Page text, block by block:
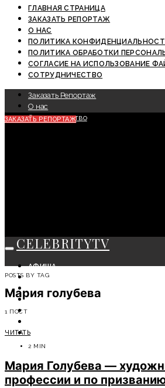
ГЛАВНАЯ СТРАНИЦА
ЗАКАЗАТЬ РЕПОРТАЖ
О НАС
ПОЛИТИКА
ПОЛИТИКА ОБРАБОТКИ
СОГЛАСИЕ НА ИСПОЛЬЗОВАНИЕ
СОТРУДНИЧЕСТВО
Заказать Репортаж
О нас
Сотрудничество
ЗАКАЗАТЬ РЕПОРТАЖ
CELEBRITYTV
АФИША
СОБЫТИЯ
КРАСОТА
МОДА
СОВЕТЫ ЭКСПЕРТОВ
POSTS BY TAG
Мария голубева
1 ПОСТ
ЧИТАТЬ
2 MIN
Мария Голубева —
профессии и по